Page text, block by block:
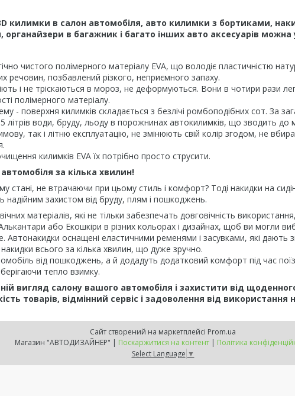
килимки в салон автомобіля, авто килимки з бортиками,
в багажник і багато інших авто аксесуарів
чистого полімерного матеріалу EVA, що володіє пластичністю
речовин, позбавлений різкого, неприємного запаху.
і не тріскаються в мороз, не деформуються. Вони в чотири рази
полімерного матеріалу.
- поверхня килимків складається з безлічі ромбоподібних сот. За
літрів води, бруду, льоду в порожнинах автокилимків, що зводить до
так і літню експлуатацію, не змінюють свій колір згодом, не
килимків EVA їх потрібно просто струсити.
за кілька хвилин!
стані, не втрачаючи при цьому стиль і комфорт? Тоді накидки на
надійним захистом від бруду, плям і пошкоджень.
матеріалів, які не тільки забезпечать довговічність
або Екошкіри в різних кольорах і дизайнах, щоб ви могли
Автонакидки оснащені еластичними ременями і засувками, які дають
всього за кілька хвилин, що дуже зручно.
від пошкоджень, а й додадуть додатковий комфорт під час
тепло взимку.
вигляд салону вашого автомобіля і захистити від
товарів, відмінний сервіс і задоволення від використання
Сайт створений на маркетплейсі Prom.ua
Магазин "АВТОДИЗАЙНЕР" | Поскаржитися на контент | Політика
Select Language ▼